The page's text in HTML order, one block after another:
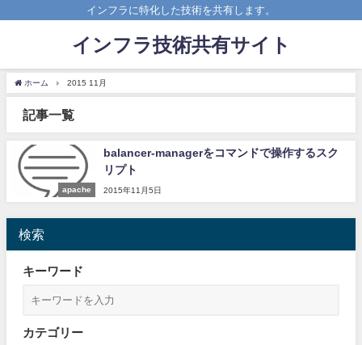
インフラに特化した技術を共有します。
インフラ技術共有サイト
ホーム 2015 11月
記事一覧
apache
balancer-managerをコマンドで操作するスク
リプト
2015年11月5日
検索
キーワード
カテゴリー